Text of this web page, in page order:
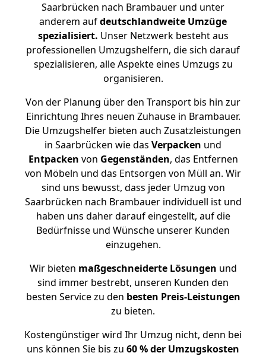
Saarbrücken nach Brambauer und unter
anderem aufdeutschlandweite Umzüge
spezialisiert. Unser Netzwerk besteht aus
professionellen Umzugshelfern, die sich darauf
spezialisieren, alle Aspekte eines Umzugs zu
organisieren.
Von der Planung über den Transport bis hin zur
Einrichtung Ihres neuen Zuhause in Brambauer.
Die Umzugshelfer bieten auch Zusatzleistungen
in Saarbrücken wie das Verpacken und
Entpacken von Gegenständen, das Entfernen
von Möbeln und das Entsorgen von Müll an. Wir
sind uns bewusst, dass jeder Umzug von
Saarbrücken nach Brambauer individuell ist und
haben uns daher darauf eingestellt, auf die
Bedürfnisse und Wünsche unserer Kunden
einzugehen.
Wir bieten maßgeschneiderte Lösungen und
sind immer bestrebt, unseren Kunden den
besten Service zu den besten Preis-Leistungen
zu bieten.
Kostengünstiger wird Ihr Umzug nicht, denn bei
uns können Sie bis zu 60 % der Umzugskosten